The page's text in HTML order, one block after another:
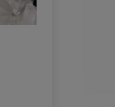
¿Cómo cuido